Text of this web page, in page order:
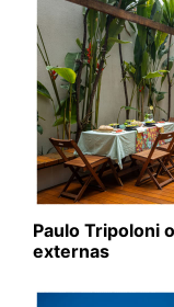
Paulo Tripoloni
externas